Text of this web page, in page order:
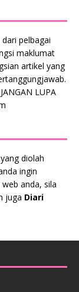
pelbagai
maklumat
artikel yang
LUPA
diolah
ingin
anda, sila
juga Diari